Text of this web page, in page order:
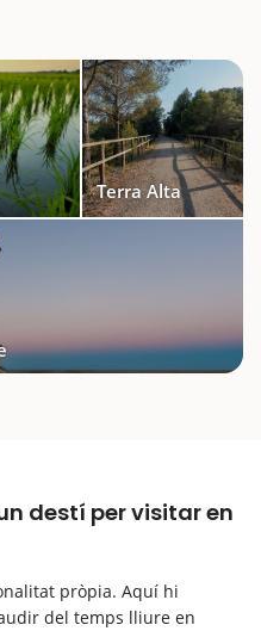
Terra Alta
destí per visitar en
pròpia. Aquí hi
del temps lliure en